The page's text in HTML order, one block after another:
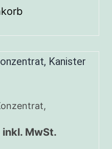
inkl. MwSt.